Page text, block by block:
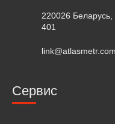
220026
401
link@atlasmetr.com
Сервис